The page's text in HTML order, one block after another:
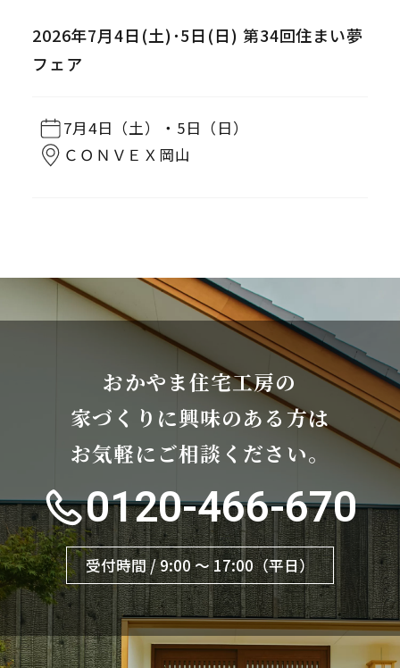
2026年7月4日(土)･5日(日) 第34回住まい夢
フェア
7月4日（土）・5日（日）
ＣＯＮＶＥＸ岡山
おかやま住宅工房の
家づくりに興味のある方は
お気軽にご相談ください。
0120-466-670
受付時間 / 9:00 〜 17:00（平日）